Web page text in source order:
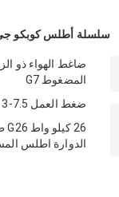
سلسلة أطلس كوبكو
ضاغط الهواء ذو
المضغوط G7
ضغط العمل 7.5-13بار
الدوارة اطلس